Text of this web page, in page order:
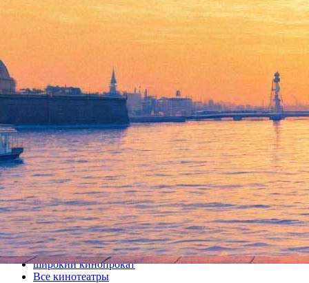
Реальная сказка
03 ноября 2011, четверг-16 ноября 2011, среда
Версия для печати
Все кино
широкий кинопрокат
Все кинотеатры